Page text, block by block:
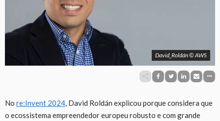
David_Roldán © AWS
No re:Invent 2024, David Roldán explicou porque considera que
o ecossistema empreendedor europeu robusto e com grande